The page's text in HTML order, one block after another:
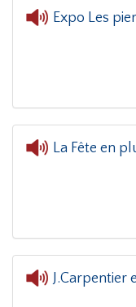
Expo Les
La Fête en
J.Carpentier